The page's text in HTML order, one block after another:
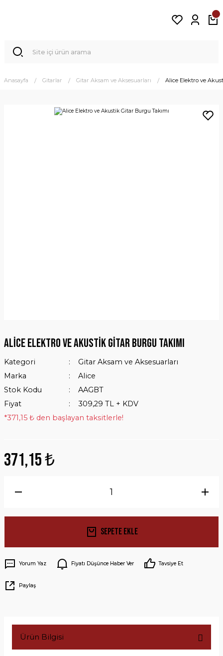
Anasayfa Gitarlar Gitar Aksam ve Aksesuarları Alice Elektro ve
Alice Elektro ve Akustik Gitar Burgu Takımı
Kategori
Gitar Aksam ve Aksesuarları
Marka
Alice
Stok Kodu
AAGBT
Fiyat
309,29 TL + KDV
*371,15 ₺ den başlayan taksitlerle!
371,15 ₺
Sepete Ekle
Yorum Yaz Fiyatı Düşünce Haber Ver Tavsiye Et
Paylaş
Ürün Bilgisi